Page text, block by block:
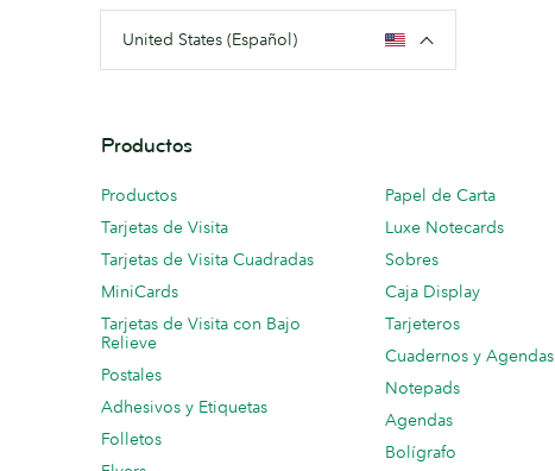
United States (Español)
Productos
Productos
Tarjetas de Visita
Tarjetas de Visita Cuadradas
MiniCards
Tarjetas de Visita con Bajo
Relieve
Postales
Adhesivos y Etiquetas
Folletos
Papel de Carta
Luxe Notecards
Sobres
Caja Display
Tarjeteros
Cuadernos y Agendas
Notepads
Agendas
Bolígrafo